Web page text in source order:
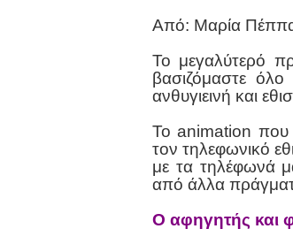
Από: Μαρία
Το μεγαλύτερό
βασιζόμαστε
ανθυγιεινή και
Το animation
τον τηλεφωνικό
με τα τηλέφωνά
από άλλα
Ο αφηγητής και